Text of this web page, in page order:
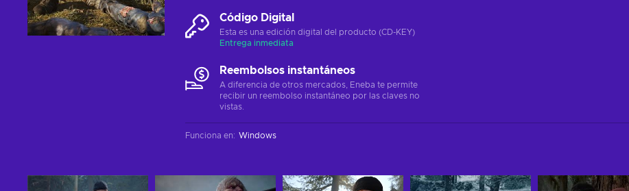
Código Digital
Esta es una edición digital del producto (CD-KEY)
Entrega inmediata
Reembolsos instantáneos
A diferencia de otros mercados, Eneba te permite
recibir un reembolso instantáneo por las claves no
vistas.
Funciona en: Windows